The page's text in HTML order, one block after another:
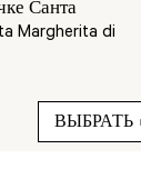
Санта
Margherita di
ВЫБРАТЬ